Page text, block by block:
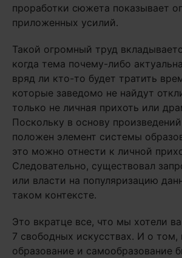
проработки сюжета показывает
приложенных усилий.
Такой огромный труд
когда тема почему-либо
вряд ли кто-то будет тратить
которые заведомо не найдут
только не личная прихоть или
Поскольку в основу
положен элемент системы
это можно отнести к личной
Следовательно, существовал
или власти на популяризацию
таком контексте.
Это вкратце все, что мы хотели
7 свободных искусствах. И о том,
образование и самообразование